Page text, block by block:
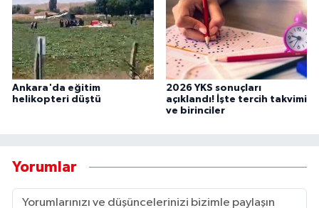
Ankara'da eğitim
helikopteri düştü
2026 YKS sonuçları
açıklandı! İşte tercih takvimi
ve birinciler
Yorumlar